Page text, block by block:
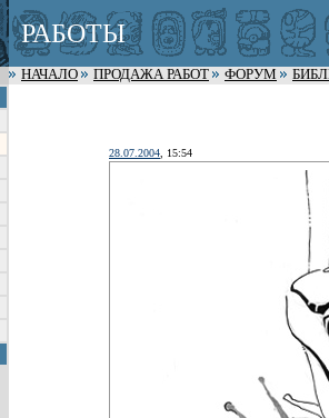
РАБОТЫ
НАЧАЛО ПРОДАЖА РАБОТ ФОРУМ
28.07.2004 , 15:54